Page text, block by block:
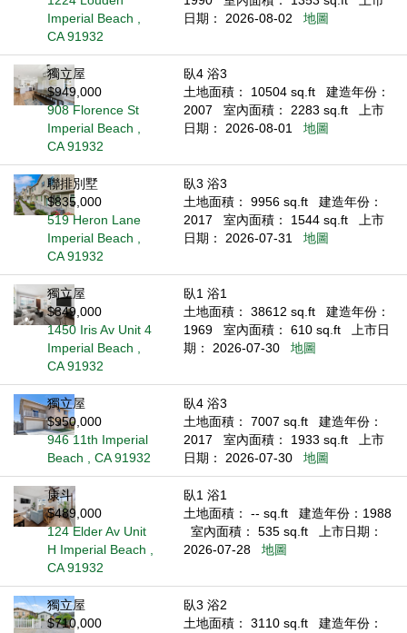
Imperial Beach ,
CA 91932
日期： 2026-08-02
地圖
獨立屋
$949,000
908 Florence St
Imperial Beach ,
CA 91932
臥4 浴3
土地面積： 10504 sq.ft
建造年份：
2007
室內面積： 2283 sq.ft
上市
日期： 2026-08-01
地圖
聯排別墅
$835,000
519 Heron Lane
Imperial Beach ,
CA 91932
臥3 浴3
土地面積： 9956 sq.ft
建造年份：
2017
室內面積： 1544 sq.ft
上市
日期： 2026-07-31
地圖
獨立屋
$349,000
1450 Iris Av Unit 4
Imperial Beach ,
CA 91932
臥1 浴1
土地面積： 38612 sq.ft
建造年份：
1969
室內面積： 610 sq.ft
上市日
期： 2026-07-30
地圖
獨立屋
$950,000
946 11th Imperial
Beach , CA 91932
臥4 浴3
土地面積： 7007 sq.ft
建造年份：
2017
室內面積： 1933 sq.ft
上市
日期： 2026-07-30
地圖
康斗
$489,000
124 Elder Av Unit
H Imperial Beach ,
CA 91932
臥1 浴1
土地面積： -- sq.ft
建造年份：1988
室內面積： 535 sq.ft
上市日期：
2026-07-28
地圖
獨立屋
$710,000
臥3 浴2
土地面積： 3110 sq.ft
建造年份：